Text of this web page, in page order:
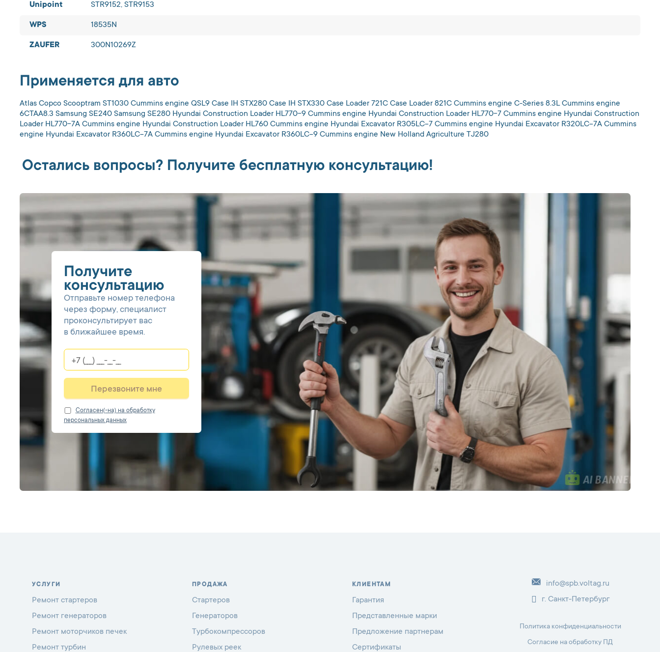
Unipoint STR9152, STR9153
WPS 18535N
ZAUFER 300N10269Z
Применяется для авто
Atlas Copco Scooptram ST1030 Cummins engine QSL9 Case IH STX280 Case IH STX330 Case Loader 721C Case Loader 821C Cummins engine C-Series 8.3L Cummins engine
6CTAA8.3 Samsung SE240 Samsung SE280 Hyundai Construction Loader HL770-9 Cummins engine Hyundai Construction Loader HL770-7 Cummins engine Hyundai Construction
Loader HL770-7A Cummins engine Hyundai Construction Loader HL760 Cummins engine Hyundai Excavator R305LC-7 Cummins engine Hyundai Excavator R320LC-7A Cummins
engine Hyundai Excavator R360LC-7A Cummins engine Hyundai Excavator R360LC-9 Cummins engine New Holland Agriculture TJ280
Остались вопросы? Получите бесплатную консультацию!
Получите
консультацию
Отправьте номер телефона
через форму, специалист
проконсультирует вас
в ближайшее время.
Перезвоните мне
Cогласен(-на) на обработку
персональных данных
УСЛУГИ
Ремонт стартеров
Ремонт генераторов
Ремонт моторчиков печек
Ремонт турбин
ПРОДАЖА
Стартеров
Генераторов
Турбокомпрессоров
Рулевых реек
КЛИЕНТАМ
Гарантия
Представленные марки
Предложение партнерам
Сертификаты
info@spb.voltag.ru
г. Санкт-Петербург
Политика конфиденциальности
Согласие на обработку ПД